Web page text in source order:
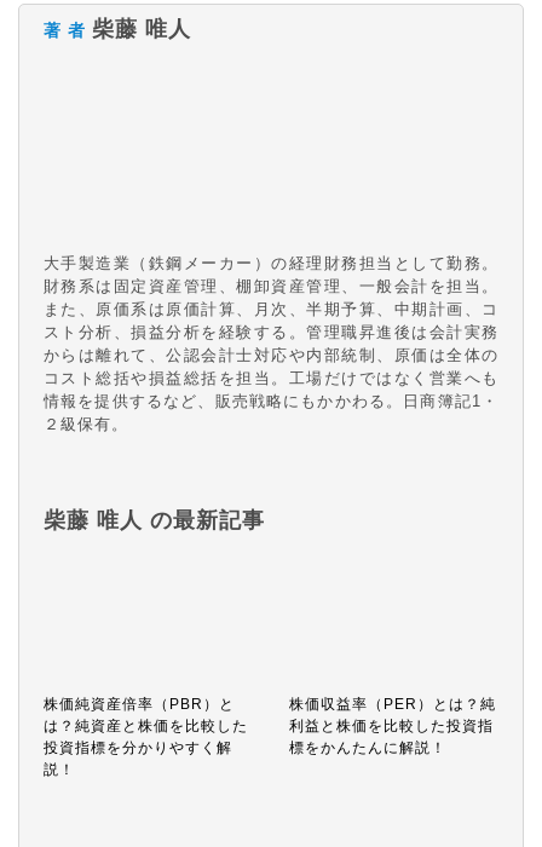
著 者 柴藤 唯人
大手製造業（鉄鋼メーカー）の経理財務担当として勤務。
財務系は固定資産管理、棚卸資産管理、一般会計を担当。
また、原価系は原価計算、月次、半期予算、中期計画、コ
スト分析、損益分析を経験する。管理職昇進後は会計実務
からは離れて、公認会計士対応や内部統制、原価は全体の
コスト総括や損益総括を担当。工場だけではなく営業へも
情報を提供するなど、販売戦略にもかかわる。日商簿記1・
２級保有。
柴藤 唯人 の最新記事
株価純資産倍率（PBR）と
は？純資産と株価を比較した
投資指標を分かりやすく解
説！
株価収益率（PER）とは？純
利益と株価を比較した投資指
標をかんたんに解説！